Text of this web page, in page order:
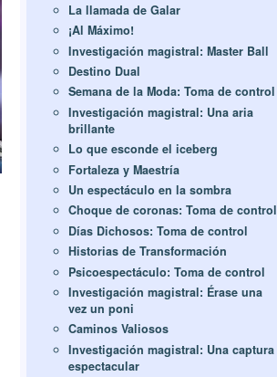
La llamada de Galar
¡Al Máximo!
Investigación magistral: Master Ball
Destino Dual
Semana de la Moda: Toma de control
Investigación magistral: Una aria
brillante
Lo que esconde el iceberg
Fortaleza y Maestría
Un espectáculo en la sombra
Choque de coronas: Toma de control
Días Dichosos: Toma de control
Historias de Transformación
Psicoespectáculo: Toma de control
Investigación magistral: Érase una
vez un poni
Caminos Valiosos
Investigación magistral: Una captura
espectacular